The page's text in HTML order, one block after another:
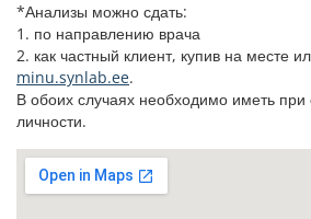
*Анализы можно сдать:
1. по направлению врача
2. как частный клиент, купив на месте
minu.synlab.ee.
В обоих случаях необходимо иметь при
личности.